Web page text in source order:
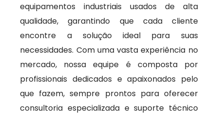
equipamentos industriais usados de alta
qualidade, garantindo que cada cliente
encontre a solução ideal para suas
necessidades. Com uma vasta experiência no
mercado, nossa equipe é composta por
profissionais dedicados e apaixonados pelo
que fazem, sempre prontos para oferecer
consultoria especializada e suporte técnico